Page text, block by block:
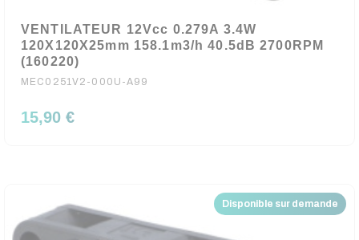
VENTILATEUR 12Vcc 0.279A 3.4W
120X120X25mm 158.1m3/h 40.5dB 2700RPM
(160220)
MEC0251V2-000U-A99
15,90 €
Disponible sur demande